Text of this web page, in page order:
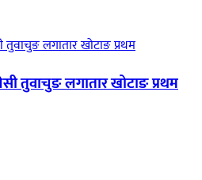
तुवाचुङ लगातार खोटाङ प्रथम